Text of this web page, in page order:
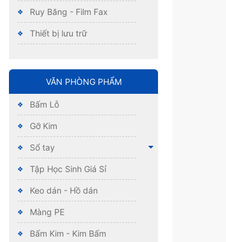
Ruy Băng - Film Fax
Thiết bị lưu trữ
VĂN PHÒNG PHẨM
Bấm Lỗ
Gỡ Kim
Sổ tay
Tập Học Sinh Giá Sỉ
Keo dán - Hồ dán
Màng PE
Bấm Kim - Kim Bấm